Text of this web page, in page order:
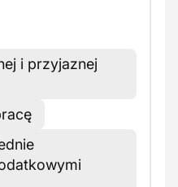
i przyjaznej